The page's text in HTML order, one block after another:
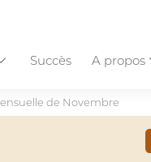
Succès A propos
de Novembre